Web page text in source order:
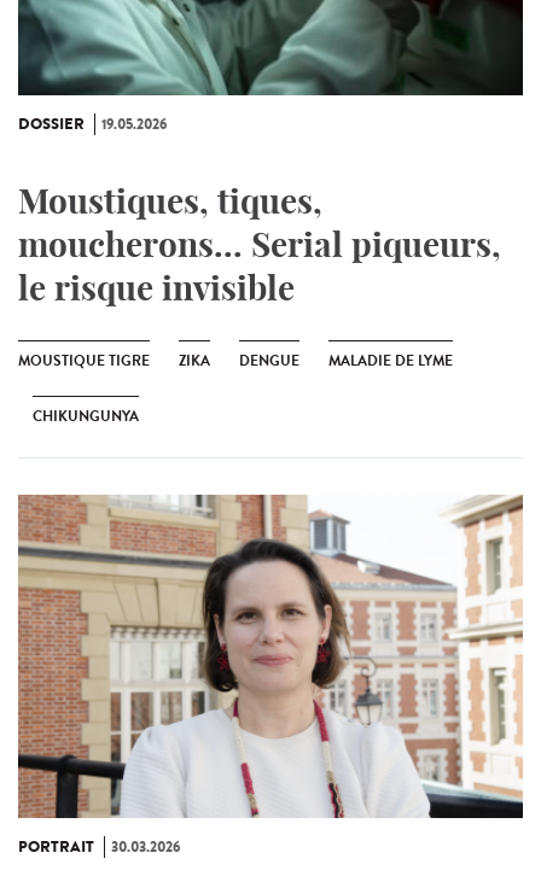
DOSSIER 19.05.2026
Moustiques, tiques,
moucherons... Serial piqueurs,
le risque invisible
MOUSTIQUE TIGRE ZIKA DENGUE MALADIE DE LYME
CHIKUNGUNYA
PORTRAIT 30.03.2026